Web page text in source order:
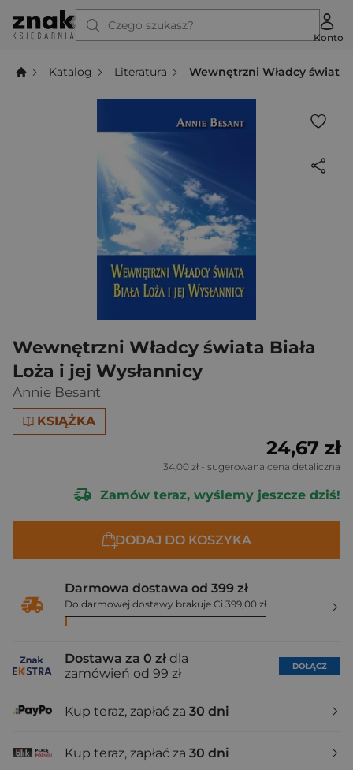
Czego szukasz?
Konto
Katalog Literatura Wewnętrzni Władcy świata
Wewnętrzni Władcy świata Biała
Loża i jej Wysłannicy
Annie Besant
KSIĄŻKA
24,67 zł
34,00 zł - sugerowana cena detaliczna
Zamów teraz, wyślemy jeszcze dziś!
DODAJ DO KOSZYKA
Darmowa dostawa od 399 zł
Do darmowej dostawy brakuje Ci 399,00 zł
Dostawa za 0 zł dla
zamówień od 99 zł
DOŁĄCZ
Kup teraz, zapłać za 30 dni
Kup teraz, zapłać za 30 dni